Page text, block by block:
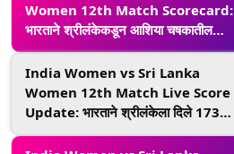
Women 12th Match Scorecard:
भारताने श्रीलंकेकडून आशिया चषकातील
अंतिम फेरीतील पराभवाचा घेतला बदला,
दणदणीत विजयासह उपांत्य फेरीच्या आशा
ठेवल्या जिवंत
India Women vs Sri Lanka
Women 12th Match Live Score
Update: भारताने श्रीलंकेला दिले 173
धावांचे लक्ष्य, मानधना-हरमनने झळकावले